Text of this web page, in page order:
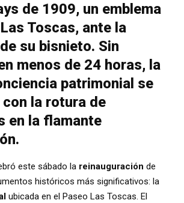
de 1909, un emblema
Toscas, ante la
su bisnieto. Sin
menos de 24 horas, la
patrimonial se
la rotura de
en la flamante
este sábado la reinauguración de
históricos más significativos: la
ubicada en el Paseo Las Toscas. El